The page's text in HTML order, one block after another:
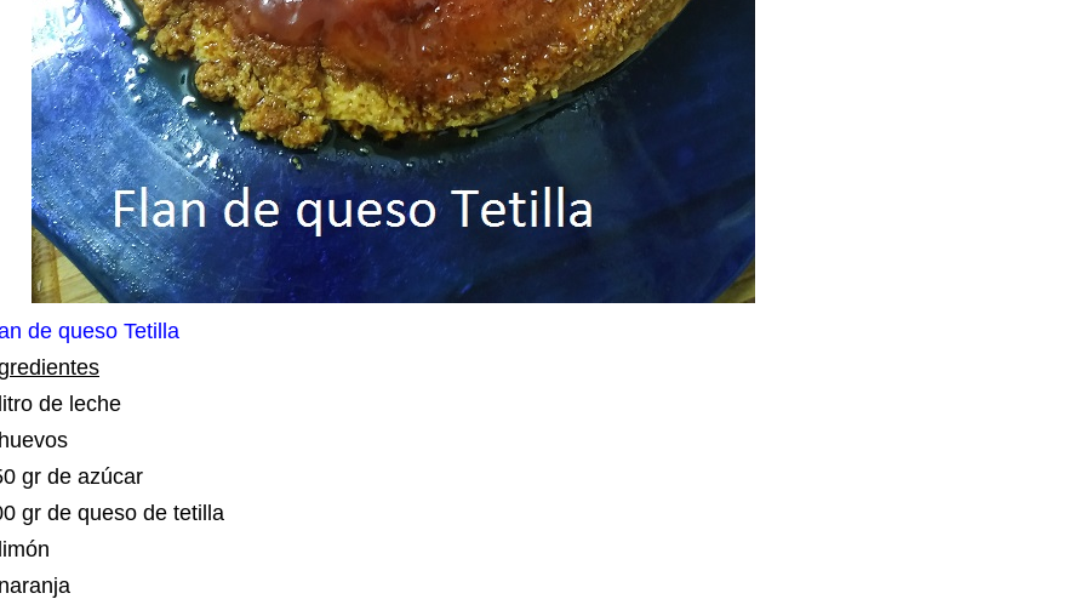
de queso Tetilla
de leche
gr de azúcar
gr de queso de tetilla